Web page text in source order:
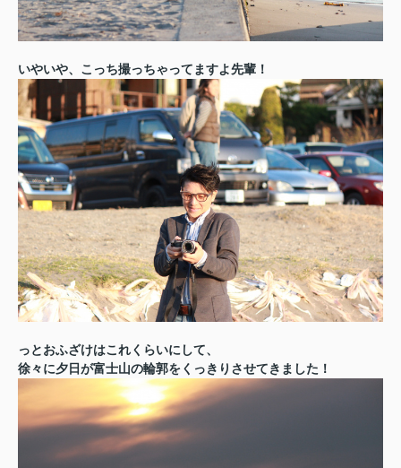
いやいや、こっち撮っちゃってますよ先輩！
っとおふざけはこれくらいにして、
徐々に夕日が富士山の輪郭をくっきりさせてきました！